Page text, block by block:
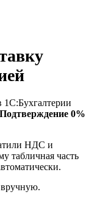
1С:Бухгалтерии
Подтверждение 0%
НДС и
табличная часть